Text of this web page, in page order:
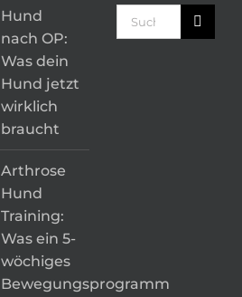
Hund
nach OP:
Was dein
Hund jetzt
wirklich
braucht
Arthrose
Hund
Training:
Was ein 5-
wöchiges
Bewegungsprogramm
Suche
nach: